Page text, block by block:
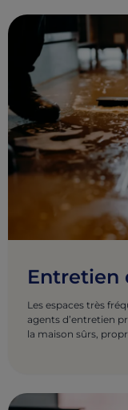
Entretien
Les espaces très
agents d’entretien
la maison sûrs,